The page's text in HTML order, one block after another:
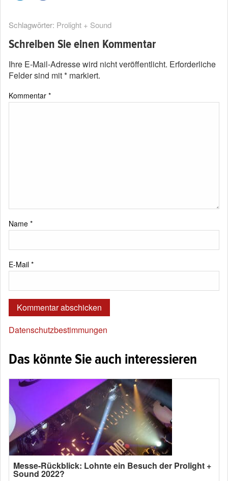
Schlagwörter: Prolight + Sound
Schreiben Sie einen Kommentar
Ihre E-Mail-Adresse wird nicht veröffentlicht. Erforderliche
Felder sind mit* markiert.
Kommentar *
Name *
E-Mail *
Datenschutzbestimmungen
Das könnte Sie auch interessieren
Messe-Rückblick: Lohnte ein Besuch der Prolight +
Sound 2022?